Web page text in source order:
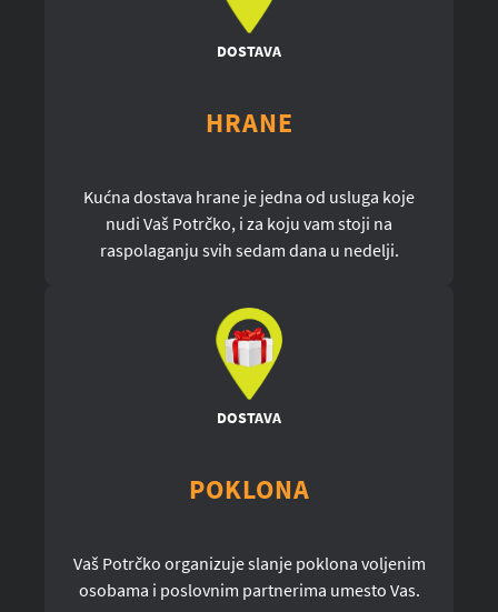
DOSTAVA
HRANE
Kućna dostava hrane je jedna od usluga koje
nudi Vaš Potrčko, i za koju vam stoji na
raspolaganju svih sedam dana u nedelji.
DOSTAVA
POKLONA
Vaš Potrčko organizuje slanje poklona voljenim
osobama i poslovnim partnerima umesto Vas.